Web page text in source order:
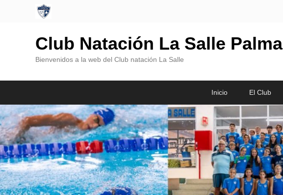
Club Natación La Salle Palma
Bienvenidos a la web del Club natación La Salle
contenido
principal
contenido
secundario
Inicio El Club